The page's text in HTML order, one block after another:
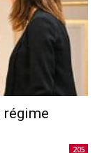
régime
205